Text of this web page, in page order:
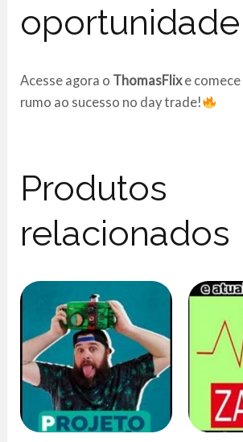
Acesse agora o ThomasFlixe comece
rumo ao sucesso no day trade!
Produtos
relacionados